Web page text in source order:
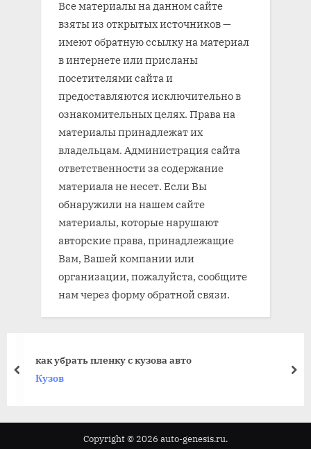
Все материалы на данном сайте
взяты из открытых источников —
имеют обратную ссылку на материал
в интернете или присланы
посетителями сайта и
предоставляются исключительно в
ознакомительных целях. Права на
материалы принадлежат их
владельцам. Администрация сайта
ответственности за содержание
материала не несет. Если Вы
обнаружили на нашем сайте
материалы, которые нарушают
авторские права, принадлежащие
Вам, Вашей компании или
организации, пожалуйста, сообщите
нам через форму обратной связи.
как убрать пленку с кузова авто
Кузов
prev
Copyright © 2026 auto-genesis.ru.